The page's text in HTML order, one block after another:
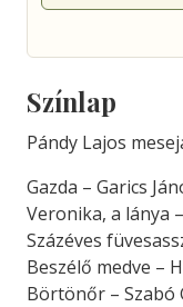
Színlap
Pándy Lajos
Gazda – Garics
Veronika, a lánya
Százéves
Beszélő medve –
Börtönőr – Szabó